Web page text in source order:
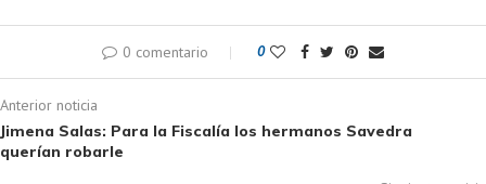
0 comentario 0
Anterior noticia
Jimena Salas: Para la Fiscalía los hermanos Savedra
querían robarle